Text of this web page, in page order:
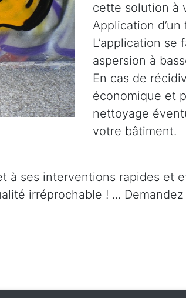
cette solution à
Application
L’application
aspersion à
En cas de
économique et
nettoyage
votre bâtiment.
à ses interventions rapides et
irréprochable ! ...